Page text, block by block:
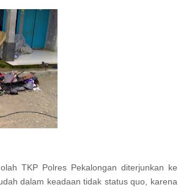
TKP Polres Pekalongan diterjunkan ke
dalam keadaan tidak status quo, karena